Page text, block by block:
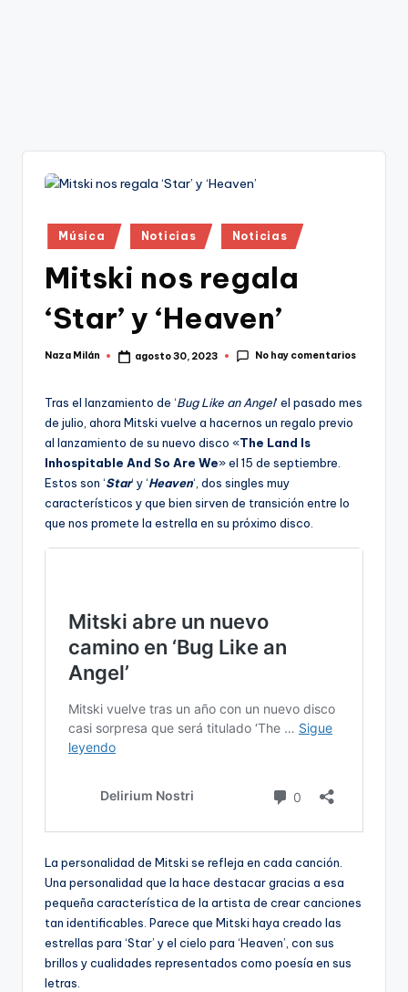
Publicado
en
Música Noticias Noticias
Mitski nos regala
‘Star’ y ‘Heaven’
Publicado
Naza Milán agosto 30, 2023 No hay comentarios
Tras el lanzamiento de ‘Bug Like an Angel‘ el pasado mes
de julio, ahora Mitski vuelve a hacernos un regalo previo
al lanzamiento de su nuevo disco «The Land Is
Inhospitable And So Are We» el 15 de septiembre.
Estos son ‘Star‘ y ‘Heaven‘, dos singles muy
característicos y que bien sirven de transición entre lo
que nos promete la estrella en su próximo disco.
La personalidad de Mitski se refleja en cada canción.
Una personalidad que la hace destacar gracias a esa
pequeña característica de la artista de crear canciones
tan identificables. Parece que Mitski haya creado las
estrellas para ‘Star’ y el cielo para ‘Heaven’, con sus
brillos y cualidades representados como poesía en sus
letras.